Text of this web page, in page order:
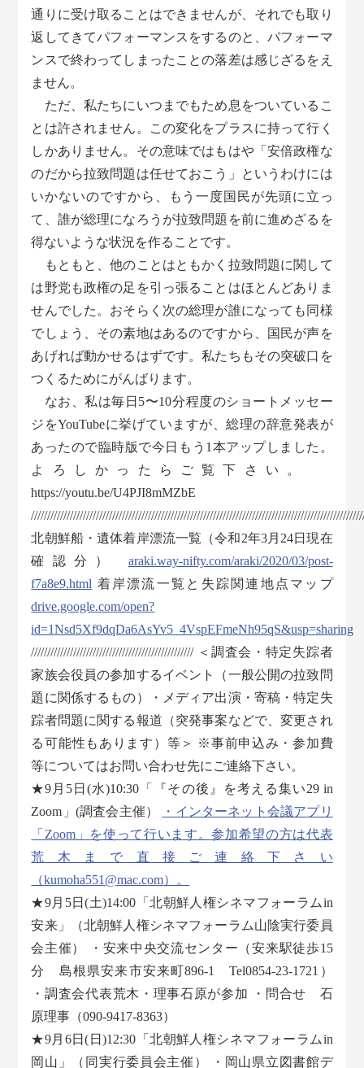
通りに受け取ることはできませんが、それでも取り
返してきてパフォーマンスをするのと、パフォーマ
ンスで終わってしまったことの落差は感じざるをえ
ません。
ただ、私たちにいつまでもため息をついているこ
とは許されません。この変化をプラスに持って行く
しかありません。その意味ではもはや「安倍政権な
のだから拉致問題は任せておこう」というわけには
いかないのですから、もう一度国民が先頭に立っ
て、誰が総理になろうが拉致問題を前に進めざるを
得ないような状況を作ることです。
もともと、他のことはともかく拉致問題に関して
は野党も政権の足を引っ張ることはほとんどありま
せんでした。おそらく次の総理が誰になっても同様
でしょう、その素地はあるのですから、国民が声を
あげれば動かせるはずです。私たちもその突破口を
つくるためにがんばります。
なお、私は毎日5〜10分程度のショートメッセー
ジをYouTubeに挙げていますが、総理の辞意発表が
あったので臨時版で今日もう1本アップしました。
よろしかったらご覧下さい。
https://youtu.be/U4PJI8mMZbE
北朝鮮船・遺体着岸漂流一覧（令和2年3月24日現在
確認分） araki.way-nifty.com/araki/2020/03/post-
f7a8e9.html 着岸漂流一覧と失踪関連地点マップ
drive.google.com/open?
id=1Nsd5Xf9dqDa6AsYv5_4VspEFmeNh95qS&usp=sharing
////////////////////////////////////////////////// ＜調査会・特定失踪者
家族会役員の参加するイベント（一般公開の拉致問
題に関係するもの）・メディア出演・寄稿・特定失
踪者問題に関する報道（突発事案などで、変更され
る可能性もあります）等＞ ※事前申込み・参加費
等についてはお問い合わせ先にご連絡下さい。
★9月5日(水)10:30「『その後』を考える集い29 in
Zoom」(調査会主催）
・インターネット会議アプリ
「Zoom」を使って行います。参加希望の方は代表
荒木まで直接ご連絡下さい
（kumoha551@mac.com）。
★9月5日(土)14:00「北朝鮮人権シネマフォーラムin
安来」（北朝鮮人権シネマフォーラム山陰実行委員
会主催） ・安来中央交流センター（安来駅徒歩15
分 島根県安来市安来町896-1 Tel0854-23-1721）
・調査会代表荒木・理事石原が参加 ・問合せ 石
原理事（090-9417-8363）
★9月6日(日)12:30「北朝鮮人権シネマフォーラムin
岡山」（同実行委員会主催） ・岡山県立図書館デ